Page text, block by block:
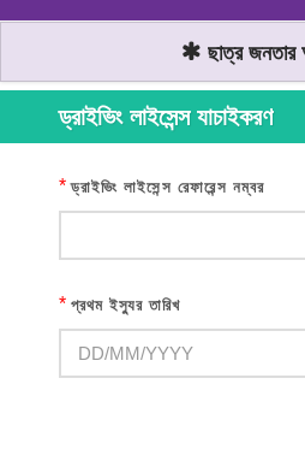
ছাত্র জনতার
ড্রাইভিং লাইসেন্স যাচাইকরণ
* ড্রাইভিং লাইসেন্স রেফারেন্স নম্বর
* প্রথম ইস্যুর তারিখ